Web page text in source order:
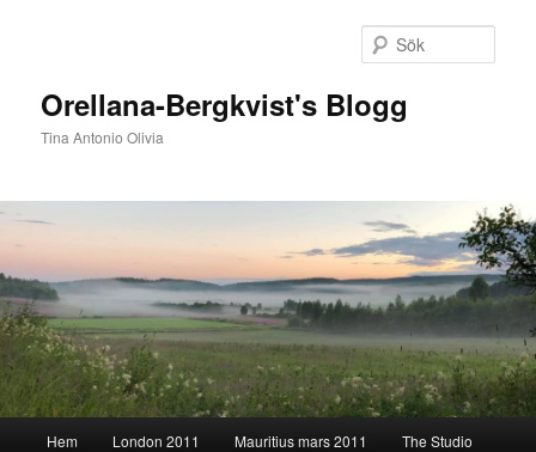
Orellana-Bergkvist's Blogg
Tina Antonio Olivia
Hem London 2011 Mauritius mars 2011 The Studio